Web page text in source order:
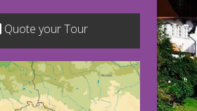
Quote your Tour